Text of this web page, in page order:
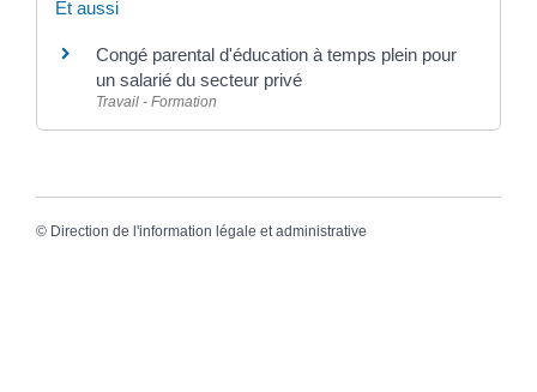
Et aussi
Congé parental d'éducation à temps plein pour
un salarié du secteur privé
Travail - Formation
© Direction de l'information légale et administrative